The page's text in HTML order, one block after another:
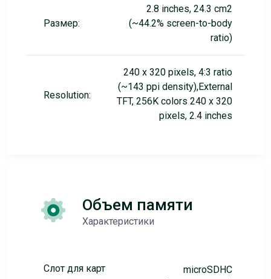
Размер:
2.8 inches, 24.3 cm2
(~44.2% screen-to-body
ratio)
Resolution:
240 x 320 pixels, 4:3 ratio
(~143 ppi density),External
TFT, 256K colors 240 x 320
pixels, 2.4 inches
Объем памяти
Характеристики
Слот для карт
microSDHC